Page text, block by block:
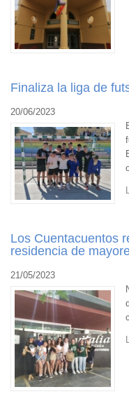
Finaliza la liga de
20/06/2023
Los Cuentacuentos
residencia de
21/05/2023